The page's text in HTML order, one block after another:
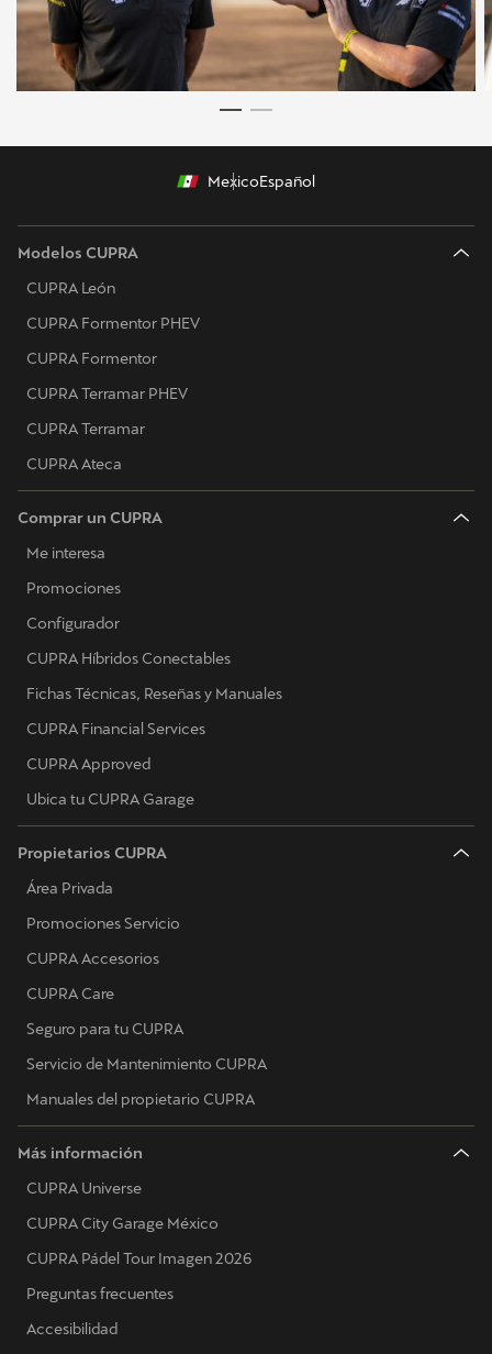
MexicoEspañol
Modelos CUPRA
CUPRA León
CUPRA Formentor PHEV
CUPRA Formentor
CUPRA Terramar PHEV
CUPRA Terramar
CUPRA Ateca
Comprar un CUPRA
Me interesa
Promociones
Configurador
CUPRA Híbridos Conectables
Fichas Técnicas, Reseñas y Manuales
CUPRA Financial Services
CUPRA Approved
Ubica tu CUPRA Garage
Propietarios CUPRA
Área Privada
Promociones Servicio
CUPRA Accesorios
CUPRA Care
Seguro para tu CUPRA
Servicio de Mantenimiento CUPRA
Manuales del propietario CUPRA
Más información
CUPRA Universe
CUPRA City Garage México
CUPRA Pádel Tour Imagen 2026
Preguntas frecuentes
Accesibilidad